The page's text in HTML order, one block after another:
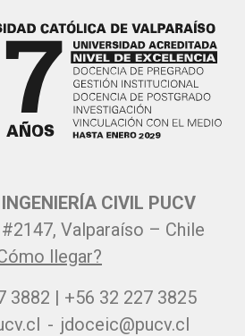
CIVIL PUCV
Valparaíso – Chile
llegar?
3882 | +56 32 227 3825
- jdoceic@pucv.cl